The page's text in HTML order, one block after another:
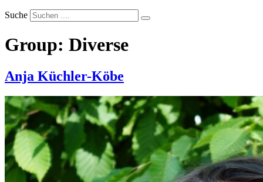
Suche
Group: Diverse
Anja Küchler-Köbe